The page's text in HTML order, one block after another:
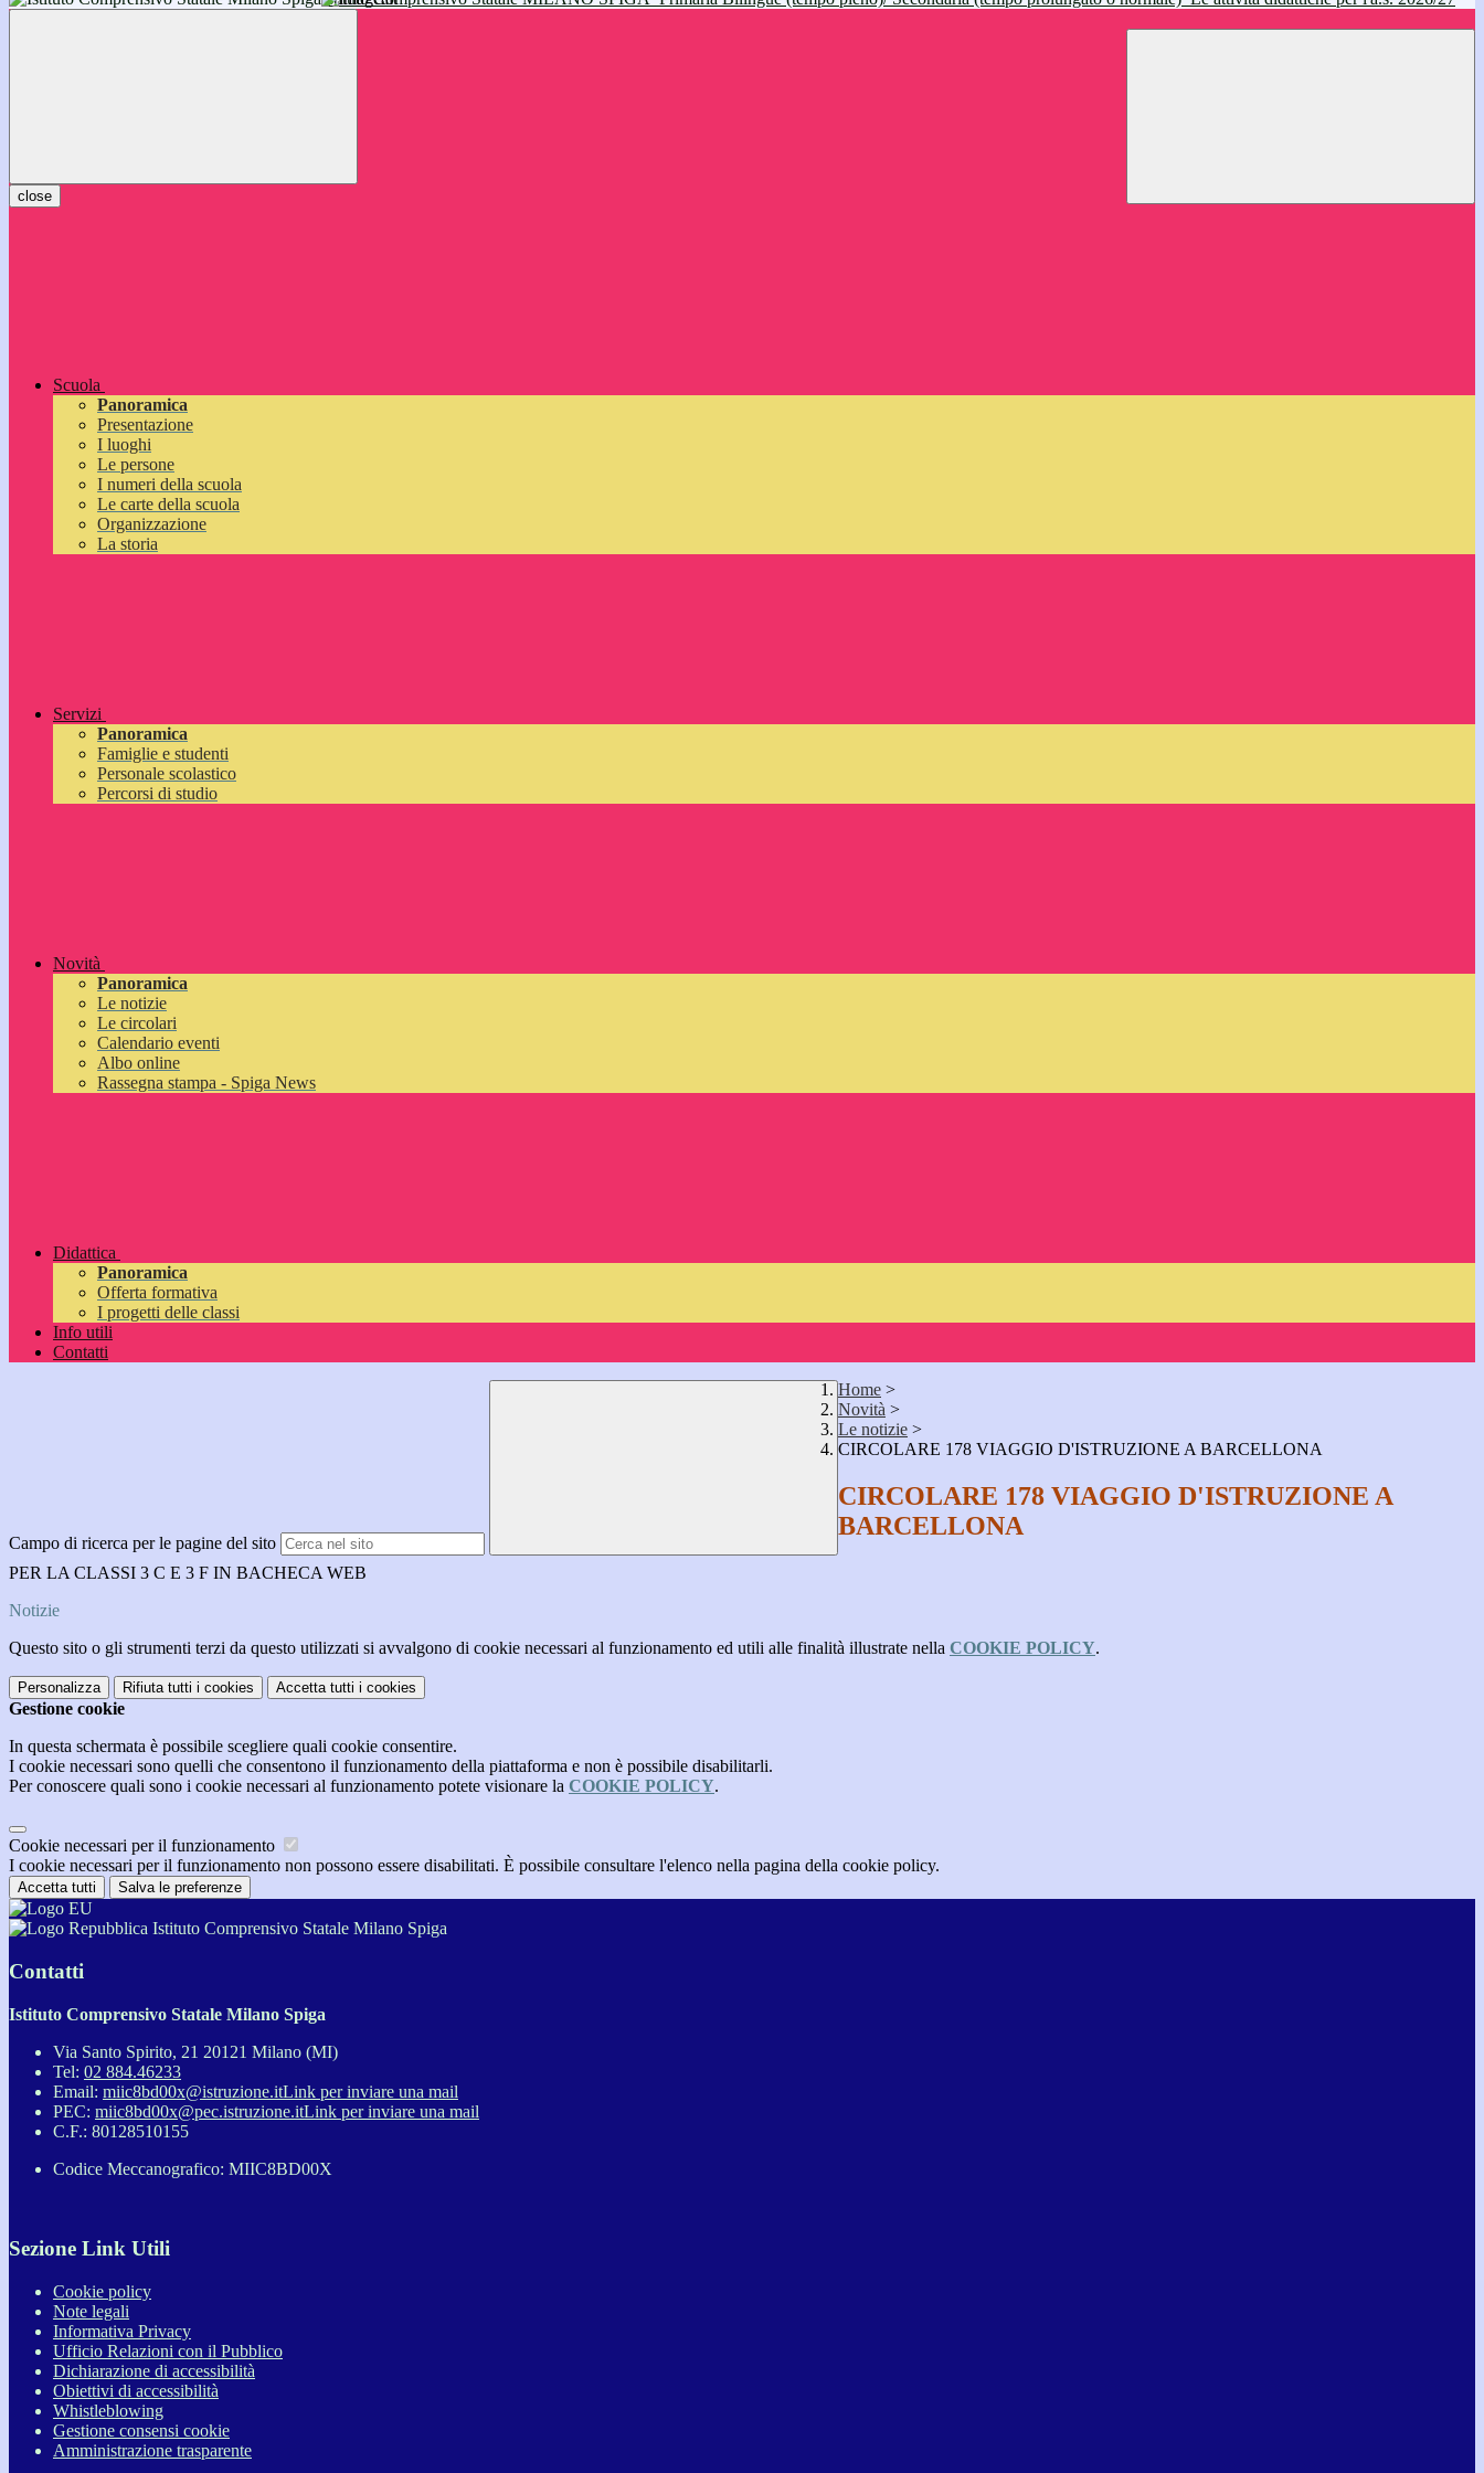
inizieranno il 14 settembre 2026: vi aspettiamo!
close
Scuola
Panoramica
Presentazione
I luoghi
Le persone
I numeri della scuola
Le carte della scuola
Organizzazione
La storia
Servizi
Panoramica
Famiglie e studenti
Personale scolastico
Percorsi di studio
Novità
Panoramica
Le notizie
Le circolari
Calendario eventi
Albo online
Rassegna stampa - Spiga News
Didattica
Panoramica
Offerta formativa
I progetti delle classi
Info utili
Contatti
Campo di ricerca per le pagine del sito
Home >
Novità >
Le notizie >
CIRCOLARE 178 VIAGGIO D'ISTRUZIONE A BARCELLONA
CIRCOLARE 178 VIAGGIO D'ISTRUZIONE A
BARCELLONA
PER LA CLASSI 3 C E 3 F IN BACHECA WEB
Notizie
Questo sito o gli strumenti terzi da questo utilizzati si avvalgono di cookie necessari al funzionamento ed utili alle finalità illustrate nella COOKIE POLICY.
Personalizza Rifiuta tutti i cookies Accetta tutti i cookies
Gestione cookie
In questa schermata è possibile scegliere quali cookie consentire.
I cookie necessari sono quelli che consentono il funzionamento della piattaforma e non è possibile disabilitarli.
Per conoscere quali sono i cookie necessari al funzionamento potete visionare la COOKIE POLICY.
Cookie necessari per il funzionamento
I cookie necessari per il funzionamento non possono essere disabilitati. È possibile consultare l'elenco nella pagina della cookie policy.
Accetta tutti Salva le preferenze
Istituto Comprensivo Statale Milano Spiga
Contatti
Istituto Comprensivo Statale Milano Spiga
Via Santo Spirito, 21 20121 Milano (MI)
Tel: 02 884.46233
Email: miic8bd00x@istruzione.itLink per inviare una mail
PEC: miic8bd00x@pec.istruzione.itLink per inviare una mail
C.F.: 80128510155
Codice Meccanografico: MIIC8BD00X
Sezione Link Utili
Cookie policy
Note legali
Informativa Privacy
Ufficio Relazioni con il Pubblico
Dichiarazione di accessibilità
Obiettivi di accessibilità
Whistleblowing
Gestione consensi cookie
Amministrazione trasparente